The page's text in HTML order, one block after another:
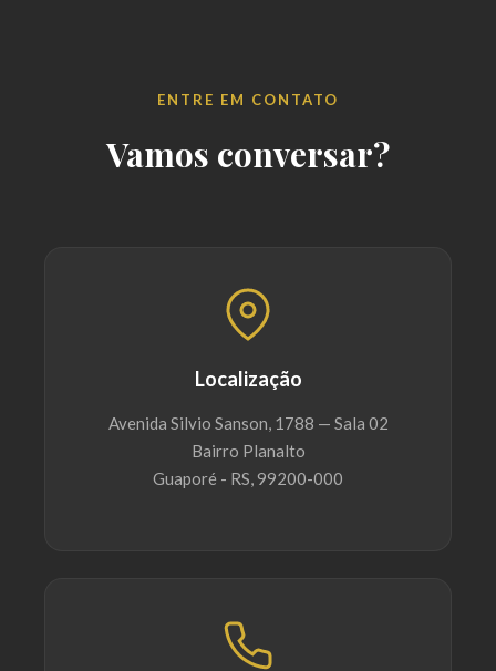
ENTRE EM CONTATO
Vamos conversar?
Localização
Avenida Silvio Sanson, 1788 — Sala 02
Bairro Planalto
Guaporé - RS, 99200-000